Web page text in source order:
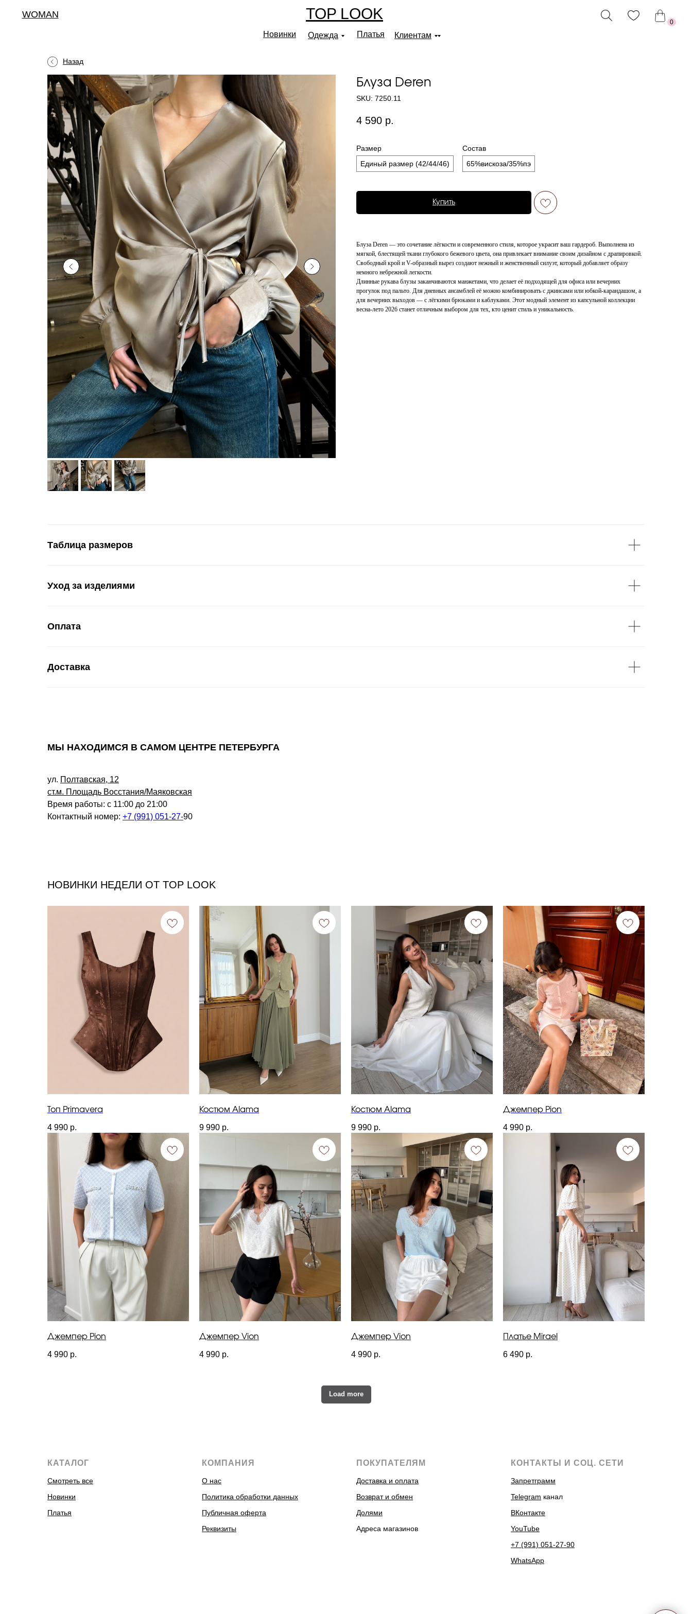
Платья
WOMAN
Новинки Одежда Клиентам
0
TOP LOOK
Назад
Блуза Deren
SKU: 7250.11
4 590 р.
Размер
Единый размер (42/44/46)
Состав
65%вискоза/35%пэ
Купить
Блуза Deren — это сочетание лёгкости и современного стиля, которое украсит ваш гардероб. Выполнена из
мягкой, блестящей ткани глубокого бежевого цвета, она привлекает внимание своим дизайном с драпировкой.
Свободный крой и V-образный вырез создают нежный и женственный силуэт, который добавляет образу
немного небрежной легкости.
Длинные рукава блузы заканчиваются манжетами, что делает её подходящей для офиса или вечерних
прогулок под пальто. Для дневных ансамблей её можно комбинировать с джинсами или юбкой-карандашом, а
для вечерних выходов — с лёгкими брюками и каблуками. Этот модный элемент из капсульной коллекции
весна-лето 2026 станет отличным выбором для тех, кто ценит стиль и уникальность.
Таблица размеров
Уход за изделиями
Оплата
Доставка
МЫ НАХОДИМСЯ В САМОМ ЦЕНТРЕ ПЕТЕРБУРГА
ул. Полтавская, 12
ст.м. Площадь Восстания/Маяковская
Время работы: с 11:00 до 21:00
Контактный номер: +7 (991) 051-27-90
НОВИНКИ НЕДЕЛИ ОТ TOP LOOK
Топ Primavera
4 990 р.
Костюм Alama
9 990 р.
Костюм Alama
9 990 р.
Джемпер Pion
4 990 р.
Джемпер Pion
4 990 р.
Джемпер Vion
4 990 р.
Джемпер Vion
4 990 р.
Платье Mirael
6 490 р.
Load more
КАТАЛОГ
Смотреть все
Новинки
Платья
КОМПАНИЯ
О нас
Политика обработки данных
Публичная оферта
Реквизиты
ПОКУПАТЕЛЯМ
Доставка и оплата
Возврат и обмен
Долями
Адреса магазинов
КОНТАКТЫ И СОЦ. СЕТИ
Запретграмм
Telegram канал
ВКонтакте
YouTube
+7 (991) 051-27-90
WhatsApp